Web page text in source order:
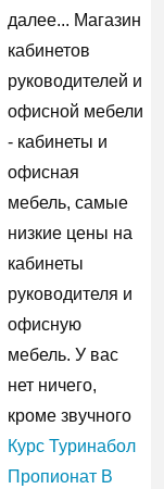
далее... Магазин
кабинетов
руководителей и
офисной мебели
- кабинеты и
офисная
мебель, самые
низкие цены на
кабинеты
руководителя и
офисную
мебель. У вас
нет ничего,
кроме звучного
Курс Туринабол
Пропионат В